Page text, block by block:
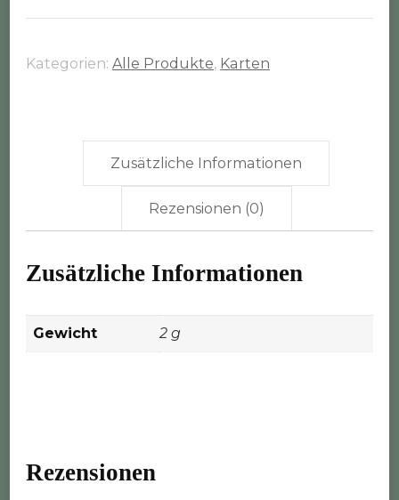
und
Kategorien: Alle Produkte, Karten
Zusätzliche Informationen
Rezensionen (0)
Zusätzliche Informationen
Gewicht 2 g
Rezensionen